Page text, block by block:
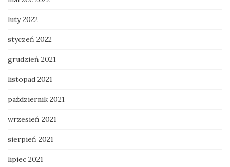
luty 2022
styczeń 2022
grudzień 2021
listopad 2021
październik 2021
wrzesień 2021
sierpień 2021
lipiec 2021